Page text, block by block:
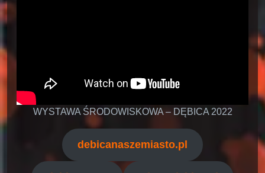
WYSTAWA ŚRODOWISKOWA – DĘBICA 2022
debicanaszemiasto.pl